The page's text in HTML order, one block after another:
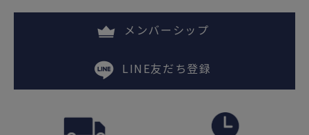
メンバーシップ
LINE友だち登録